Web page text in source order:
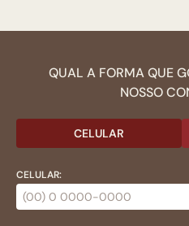
QUAL A FORMA QUE
NOSSO
CELULAR
CELULAR: